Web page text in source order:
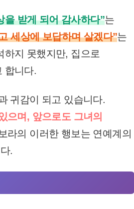
을 받게 되어 감사하다”는
세상에 보답하며 살겠다”는
하지 못했지만, 집으로
합니다.
귀감이 되고 있습니다.
으며, 앞으로도 그녀의
라의 이러한 행보는 연예계의
.